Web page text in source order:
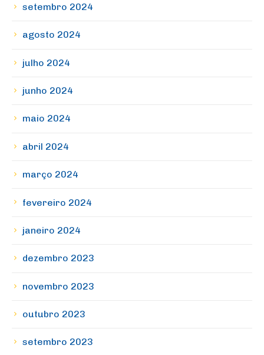
setembro 2024
agosto 2024
julho 2024
junho 2024
maio 2024
abril 2024
março 2024
fevereiro 2024
janeiro 2024
dezembro 2023
novembro 2023
outubro 2023
setembro 2023